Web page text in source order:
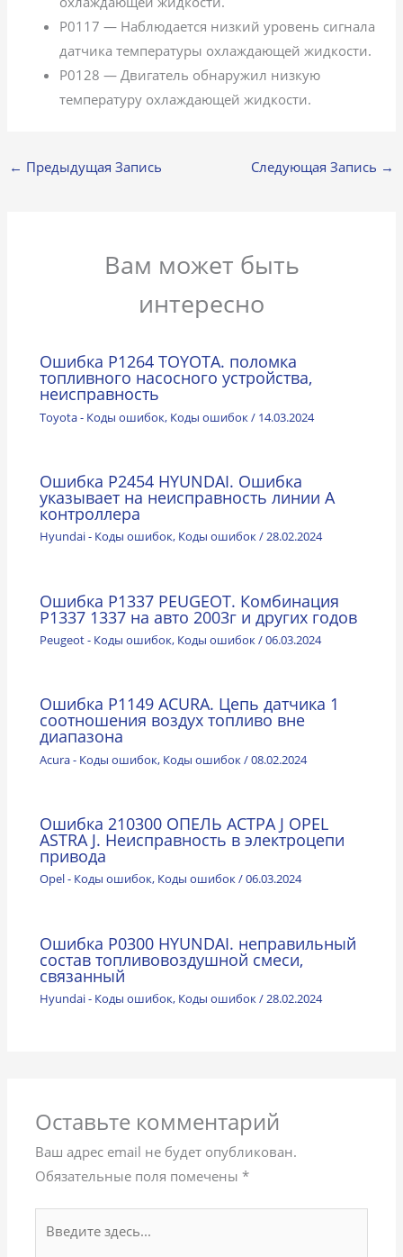
P0117 — Наблюдается низкий уровень сигнала
датчика температуры охлаждающей жидкости.
P0128 — Двигатель обнаружил низкую
температуру охлаждающей жидкости.
← Предыдущая Запись Следующая Запись →
Вам может быть
интересно
Ошибка P1264 TOYOTA. поломка
топливного насосного устройства,
неисправность
Toyota - Коды ошибок, Коды ошибок / 14.03.2024
Ошибка P2454 HYUNDAI. Ошибка
указывает на неисправность линии А
контроллера
Hyundai - Коды ошибок, Коды ошибок/28.02.2024
Ошибка P1337 PEUGEOT. Комбинация
Р1337 1337 на авто 2003г и других годов
Peugeot - Коды ошибок, Коды ошибок/06.03.2024
Ошибка P1149 ACURA. Цепь датчика 1
соотношения воздух топливо вне
диапазона
Acura - Коды ошибок, Коды ошибок/08.02.2024
Ошибка 210300 ОПЕЛЬ АСТРА J OPEL
ASTRA J. Неисправность в электроцепи
привода
Opel - Коды ошибок, Коды ошибок/06.03.2024
Ошибка P0300 HYUNDAI. неправильный
состав топливовоздушной смеси,
связанный
Hyundai - Коды ошибок, Коды ошибок/28.02.2024
Оставьте комментарий
Ваш адрес email не будет опубликован.
Обязательные поля помечены*
здесь...